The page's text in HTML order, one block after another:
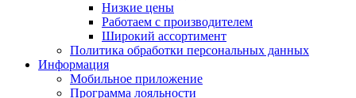
Низкие цены
Работаем с производителем
Широкий ассортимент
Политика обработки персональных данных
Информация
Мобильное приложение
Программа лояльности